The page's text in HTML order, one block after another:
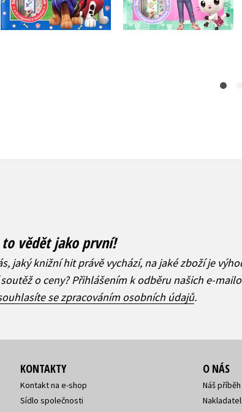
Do košíku Do košíku
vědět jako první!
jaký knižní hit právě vychází, na jaké zboží je
o ceny? Přihlášením k odběru našich e-
se zpracováním osobních údajů.
KONTAKTY
Kontakt na e-shop
Sídlo společnosti
O NÁS
Náš příběh